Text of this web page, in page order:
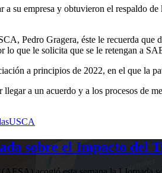
a su empresa y obtuvieron el respaldo
Pedro Gragera, éste le recuerda
lo que le solicita que se le retengan a
a principios de 2022, en el que la
llegar a un acuerdo y a los procesos
USCA
sobre el Impacto del